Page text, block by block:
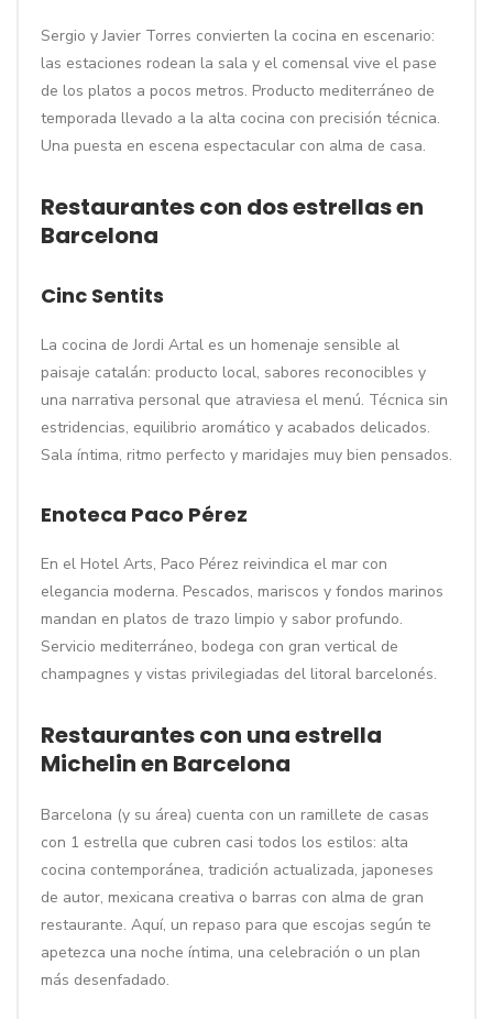
Sergio y Javier Torres convierten la cocina en escenario:
las estaciones rodean la sala y el comensal vive el pase
de los platos a pocos metros. Producto mediterráneo de
temporada llevado a la alta cocina con precisión técnica.
Una puesta en escena espectacular con alma de casa.
Restaurantes con dos estrellas en
Barcelona
Cinc Sentits
La cocina de Jordi Artal es un homenaje sensible al
paisaje catalán: producto local, sabores reconocibles y
una narrativa personal que atraviesa el menú. Técnica sin
estridencias, equilibrio aromático y acabados delicados.
Sala íntima, ritmo perfecto y maridajes muy bien pensados.
Enoteca Paco Pérez
En el Hotel Arts, Paco Pérez reivindica el mar con
elegancia moderna. Pescados, mariscos y fondos marinos
mandan en platos de trazo limpio y sabor profundo.
Servicio mediterráneo, bodega con gran vertical de
champagnes y vistas privilegiadas del litoral barcelonés.
Restaurantes con una estrella
Michelin en Barcelona
Barcelona (y su área) cuenta con un ramillete de casas
con 1 estrella que cubren casi todos los estilos: alta
cocina contemporánea, tradición actualizada, japoneses
de autor, mexicana creativa o barras con alma de gran
restaurante. Aquí, un repaso para que escojas según te
apetezca una noche íntima, una celebración o un plan
más desenfadado.